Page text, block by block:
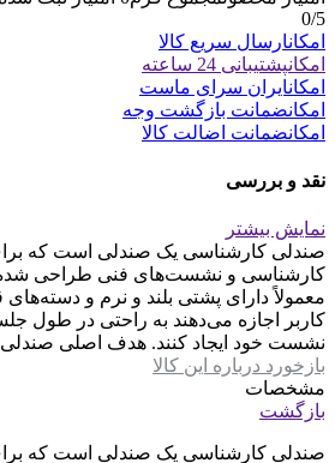
0/5
امکانارسال سریع کالا
امکانپشتیبانی 24 ساعته
امکانایران سرای ماست
امکانضمانت بازگشت وجه
امکانضمانت اضالت کالا
نقد و بررسی
نمایش بیشتر
صندلی کارشناسی یک صندلی است که
کارشناسی و نشست‌های فنی طراحی شده
معمولاً دارای پشتی بلند و نرم و دسته‌های
کاربر اجازه می‌دهند به راحتی در طول
نشست خود ایجاد کنند. هدف اصلی
بازخورد درباره این کالا
مشخصات
بازگشت
صندلی کارشناسی یک صندلی است که